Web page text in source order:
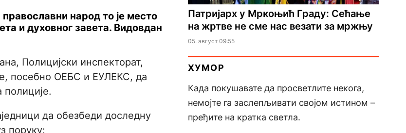
народ то је место
и духовног завета. Видовдан
Полицијски инспекторат,
посебно ОЕБС и ЕУЛЕКС, да
полиције.
да обезбеди доследну
поруку:
Патријарх у Мркоњић Граду: Сећање
на жртве не сме нас везати за мржњу
05. август 09:55
ХУМОР
Када покушавате да просветлите некога,
немојте га заслепљивати својом истином –
пређите на кратка светла.